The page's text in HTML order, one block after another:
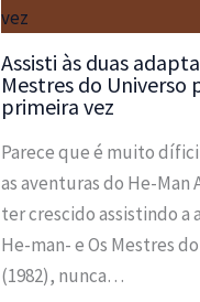
Assisti às duas
Mestres do Universo
primeira vez
Parece que é muito
as aventuras do He-Man
ter crescido assistindo a
He-man- e Os Mestres
(1982), nunca…